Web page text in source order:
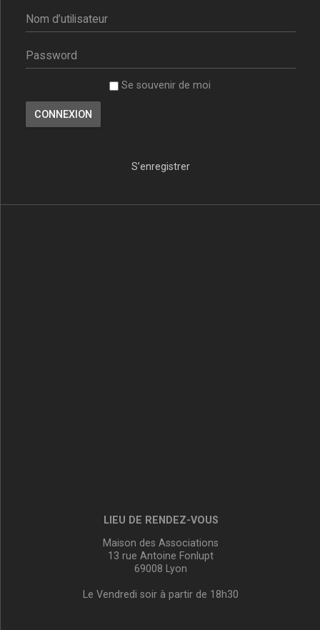
Se souvenir de moi
S’enregistrer
LIEU DE RENDEZ-VOUS
Maison des Associations
13 rue Antoine Fonlupt
69008 Lyon
Le Vendredi soir à partir de 18h30